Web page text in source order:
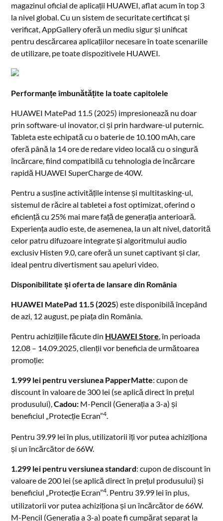
magazinul oficial de aplicații HUAWEI, aflat acum în top 3
la nivel global. Cu un sistem de securitate certificat și
verificat, AppGallery oferă un mediu sigur și unificat
pentru descărcarea aplicațiilor necesare în toate scenariile
de utilizare, pe toate dispozitivele HUAWEI.
Performanțe îmbunătățite la toate capitolele
HUAWEI MatePad 11.5 (2025) impresionează nu doar
prin software-ul inovator, ci și prin hardware-ul puternic.
Tableta este echipată cu o baterie de 10.100 mAh, care
oferă până la 14 ore de redare video locală cu o singură
încărcare, fiind compatibilă cu tehnologia de încărcare
rapidă HUAWEI SuperCharge de 40W.
Pentru a susține activitățile intense și multitasking-ul,
sistemul de răcire al tabletei a fost optimizat, oferind o
eficiență cu 25% mai mare față de generația anterioară.
Experiența audio este, de asemenea, la un alt nivel, datorită
celor patru difuzoare integrate și algoritmului audio
exclusiv Histen 9.0, care oferă un sunet captivant și clar,
ideal pentru divertisment sau apeluri video.
Disponibilitate și oferta de lansare din România
HUAWEI MatePad 11.5 (2025) este disponibilă începând
de azi, 12 august, pe piața din România.
Pentru achizițiile făcute din HUAWEI Store, în perioada
12.08 – 14.09.2025, clienții vor beneficia de următoarea
promoție:
1.999 lei pentru versiunea PapperMatte: cupon de
discount în valoare de 300 lei (se aplică direct în prețul
produsului),Cadou: M-Pencil (Generația a 3-a) și
beneficiul „Protecție Ecran”4.
Pentru 39.99 lei în plus, utilizatorii îți vor putea achiziționa
și un încărcător de 66W.
1.299 lei pentru versiunea standard: cupon de discount în
valoare de 200 lei (se aplică direct în prețul produsului) și
beneficiul „Protecție Ecran”4. Pentru 39.99 lei în plus,
utilizatorii vor putea achiziționa și un încărcător de 66W.
M-Pencil (Generația a 3-a) poate fi cumpărat separat la